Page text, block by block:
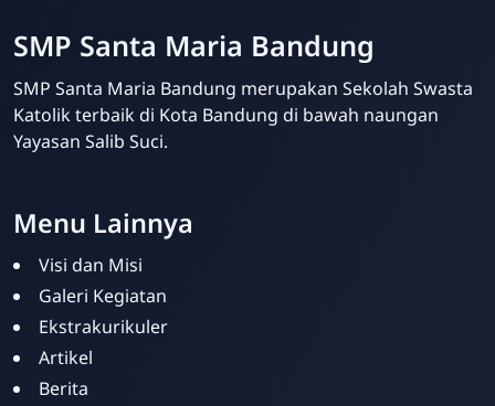
SMP Santa Maria Bandung
SMP Santa Maria Bandung merupakan Sekolah Swasta
Katolik terbaik di Kota Bandung di bawah naungan
Yayasan Salib Suci.
Menu Lainnya
Visi dan Misi
Galeri Kegiatan
Ekstrakurikuler
Artikel
Berita